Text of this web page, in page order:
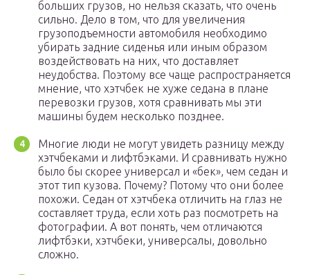
больших грузов, но нельзя сказать, что очень
сильно. Дело в том, что для увеличения
грузоподъемности автомобиля необходимо
убирать задние сиденья или иным образом
воздействовать на них, что доставляет
неудобства. Поэтому все чаще распространяется
мнение, что хэтчбек не хуже седана в плане
перевозки грузов, хотя сравнивать мы эти
машины будем несколько позднее.
Многие люди не могут увидеть разницу между
хэтчбеками и лифтбэками. И сравнивать нужно
было бы скорее универсал и «бек», чем седан и
этот тип кузова. Почему? Потому что они более
похожи. Седан от хэтчбека отличить на глаз не
составляет труда, если хоть раз посмотреть на
фотографии. А вот понять, чем отличаются
лифтбэки, хэтчбеки, универсалы, довольно
сложно.